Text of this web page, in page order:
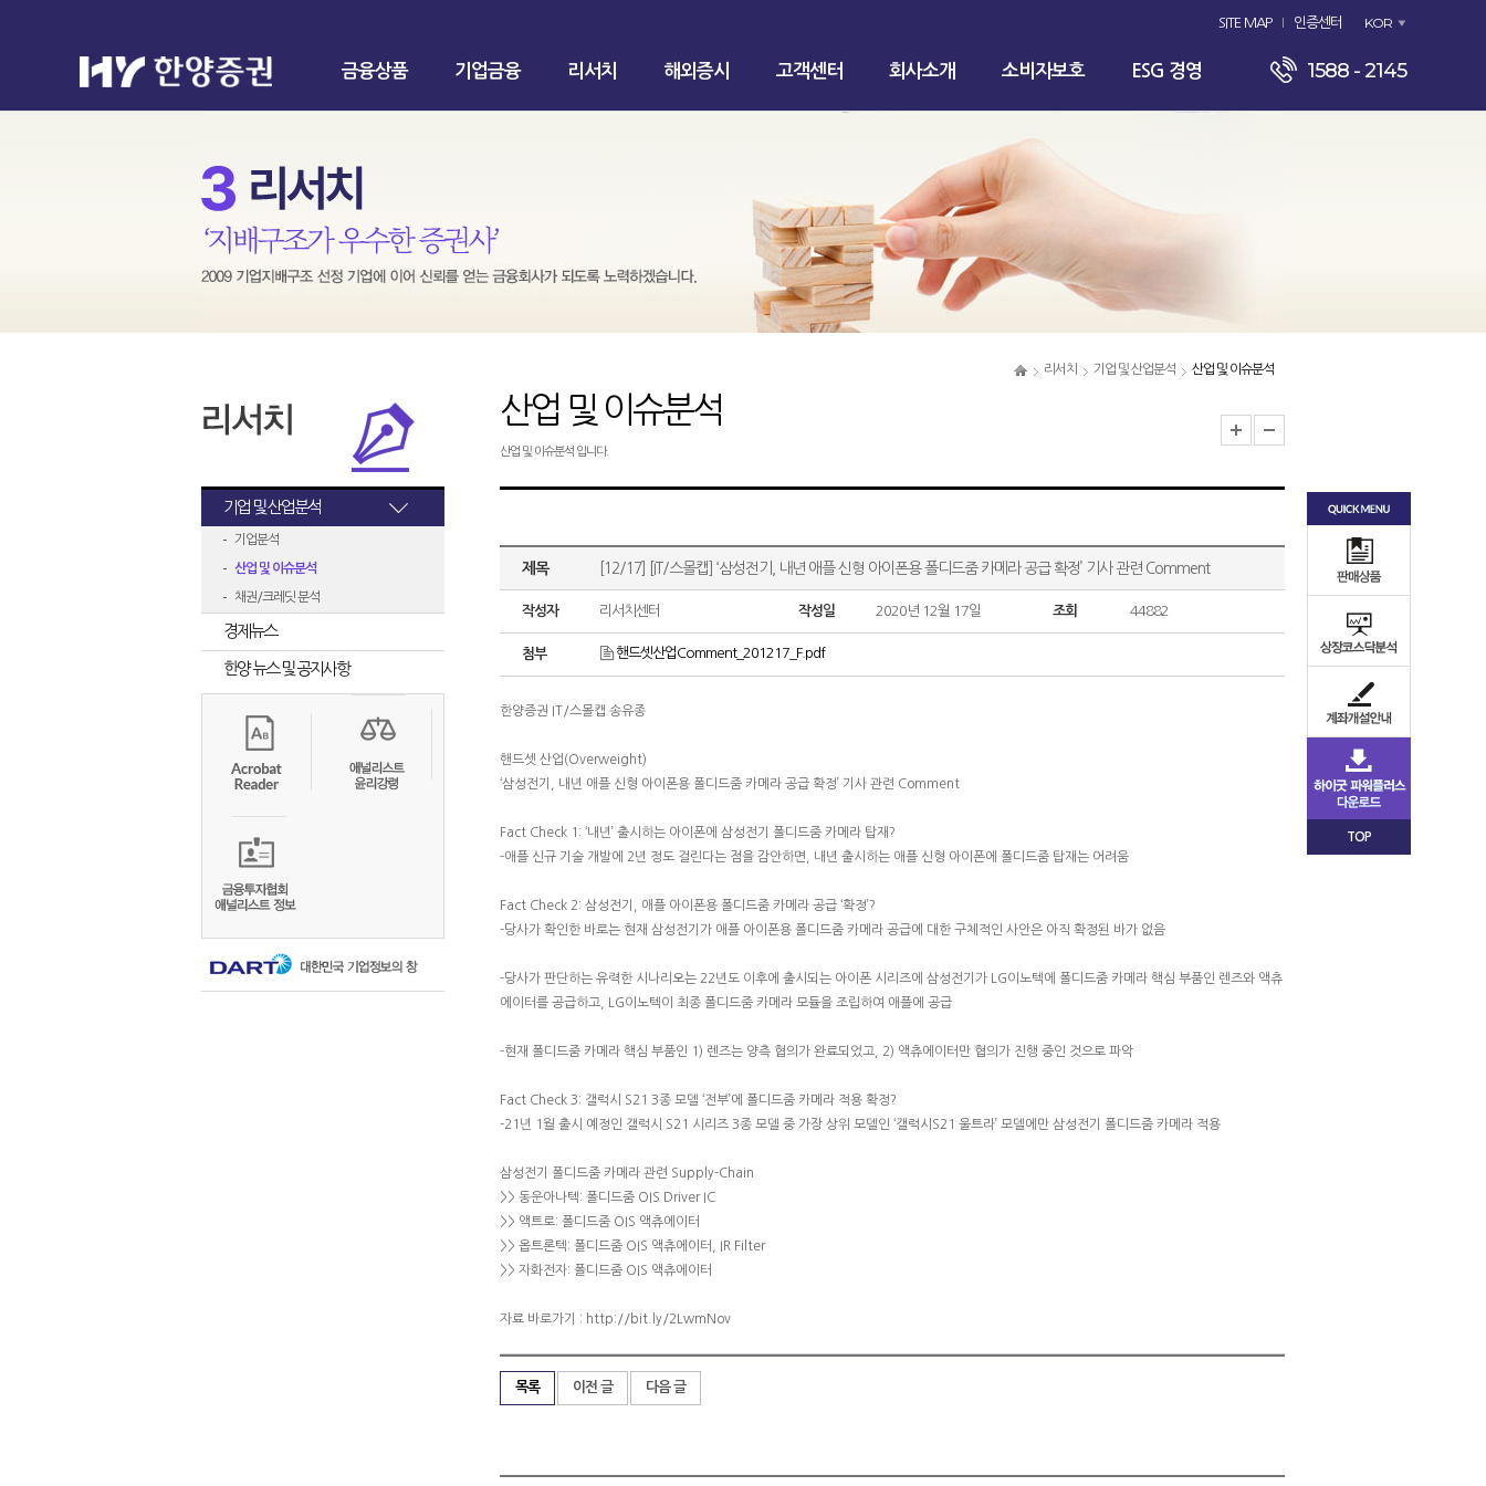
SITE MAP 인증센터 KOR
금융상품 기업금융 리서치 해외증시 고객센터 회사소개 소비자보호 ESG 경영 1588 - 2145
리서치 기업 및 산업분석 산업 및 이슈분석
기업 및 산업분석
기업분석
산업 및 이슈분석
채권/크레딧 분석
경제뉴스
한양 뉴스 및 공지사항
산업 및 이슈분석
산업 및 이슈분석 입니다.
제목 [12/17] [IT/스몰캡] ‘삼성전기, 내년 애플 신형 아이폰용 폴디드줌 카메라 공급 확정’ 기사 관련 Comment
작성자 리서치센터 작성일 2020년 12월 17일 조회 44882
첨부 핸드셋산업Comment_201217_F.pdf
한양증권 IT/스몰캡 송유종
핸드셋 산업(Overweight)
‘삼성전기, 내년 애플 신형 아이폰용 폴디드줌 카메라 공급 확정’ 기사 관련 Comment
Fact Check 1: ‘내년’ 출시하는 아이폰에 삼성전기 폴디드줌 카메라 탑재?
-애플 신규 기술 개발에 2년 정도 걸린다는 점을 감안하면, 내년 출시하는 애플 신형 아이폰에 폴디드줌 탑재는 어려움
Fact Check 2: 삼성전기, 애플 아이폰용 폴디드줌 카메라 공급 ‘확정’?
-당사가 확인한 바로는 현재 삼성전기가 애플 아이폰용 폴디드줌 카메라 공급에 대한 구체적인 사안은 아직 확정된 바가 없음
-당사가 판단하는 유력한 시나리오는 22년도 이후에 출시되는 아이폰 시리즈에 삼성전기가 LG이노텍에 폴디드줌 카메라 핵심 부품인 렌즈와 액츄
에이터를 공급하고, LG이노텍이 최종 폴디드줌 카메라 모듈을 조립하여 애플에 공급
-현재 폴디드줌 카메라 핵심 부품인 1) 렌즈는 양측 협의가 완료되었고, 2) 액츄에이터만 협의가 진행 중인 것으로 파악
Fact Check 3: 갤럭시 S21 3종 모델 ‘전부’에 폴디드줌 카메라 적용 확정?
-21년 1월 출시 예정인 갤럭시 S21 시리즈 3종 모델 중 가장 상위 모델인 ‘갤럭시S21 울트라’ 모델에만 삼성전기 폴디드줌 카메라 적용
삼성전기 폴디드줌 카메라 관련 Supply-Chain
>> 동운아나텍: 폴디드줌 OIS Driver IC
>> 액트로: 폴디드줌 OIS 액츄에이터
>> 옵트론텍: 폴디드줌 OIS 액츄에이터, IR Filter
>> 자화전자: 폴디드줌 OIS 액츄에이터
자료 바로가기 : http://bit.ly/2LwmNov
목록 이전 글 다음 글
TOP